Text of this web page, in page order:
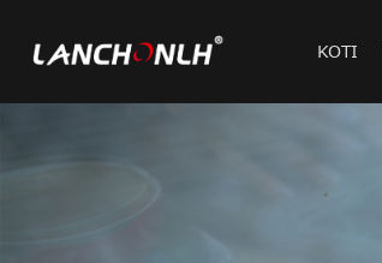
KOTI